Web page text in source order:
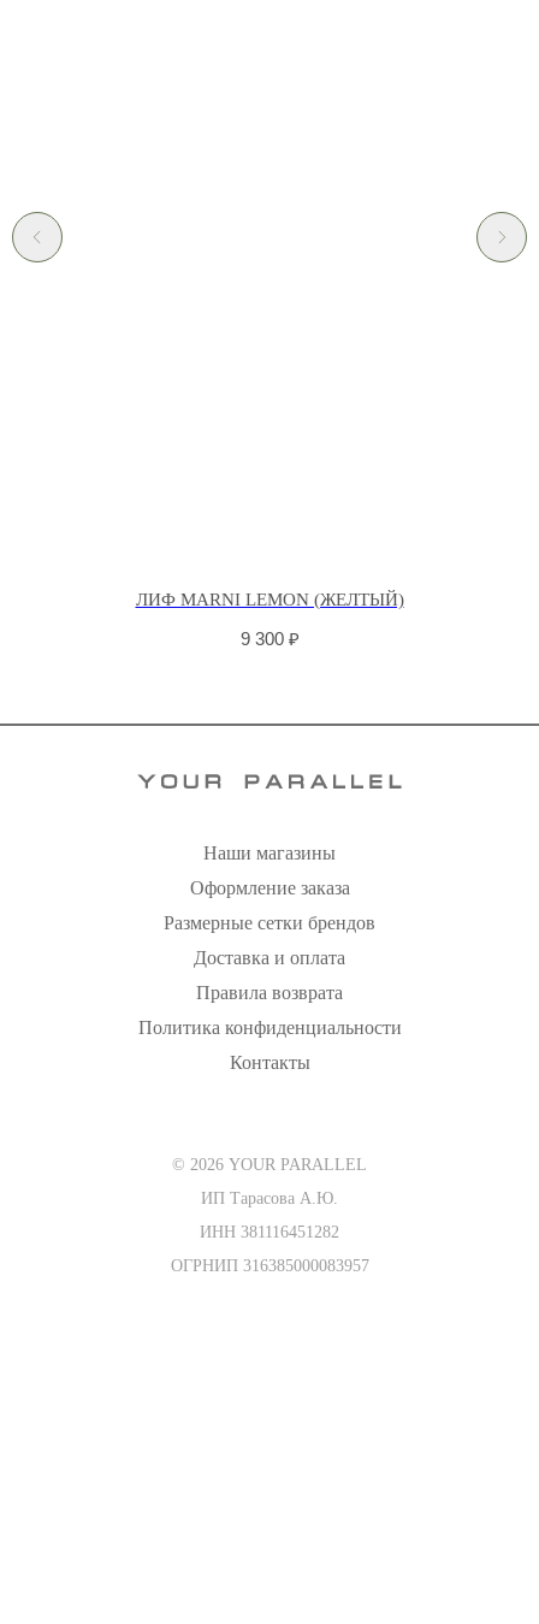
ЛИФ MARNI LEMON (ЖЕЛТЫЙ)
9 300 ₽
Наши магазины
Оформление заказа
Размерные сетки брендов
Доставка и оплата
Правила возврата
Политика конфиденциальности
Контакты
© 2026 YOUR PARALLEL
ИП Тарасова А.Ю.
ИНН 381116451282
ОГРНИП 316385000083957